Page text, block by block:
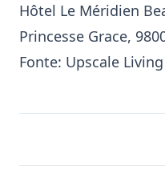
Hôtel Le Méridien
Princesse Grace,
Fonte: Upscale